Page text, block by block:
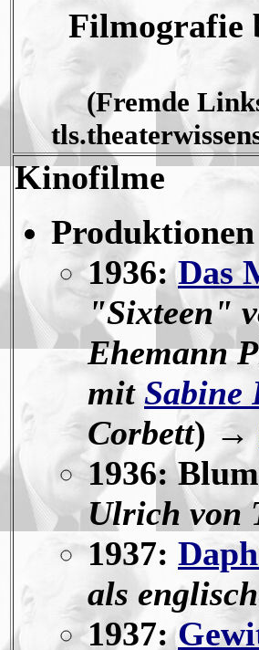
Filmografie
(Fremde
Kinofilme
Produktionen
1936:Das
"Sixteen"
Ehemann
mit Sabine
Corbett) →
1936:
Ulrich von
1937:
als
1937: